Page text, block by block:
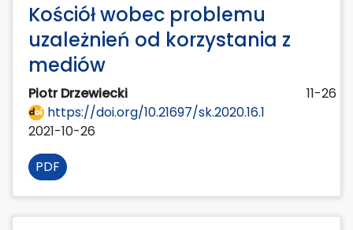
Kościół wobec problemu
uzależnień od korzystania z
mediów
Piotr Drzewiecki
11-26
https://doi.org/10.21697/sk.2020.16.1
2021-10-26
PDF